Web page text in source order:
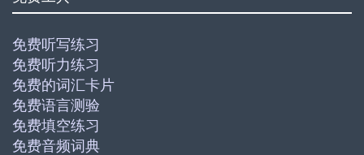
免费听写练习
免费听力练习
免费的词汇卡片
免费语言测验
免费填空练习
免费音频词典